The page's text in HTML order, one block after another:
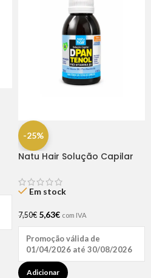
-25%
Natu Hair Solução Capilar
Em stock
7,50€ 5,63€ com IVA
Promoção válida de
01/04/2026 até 30/08/2026
Adicionar